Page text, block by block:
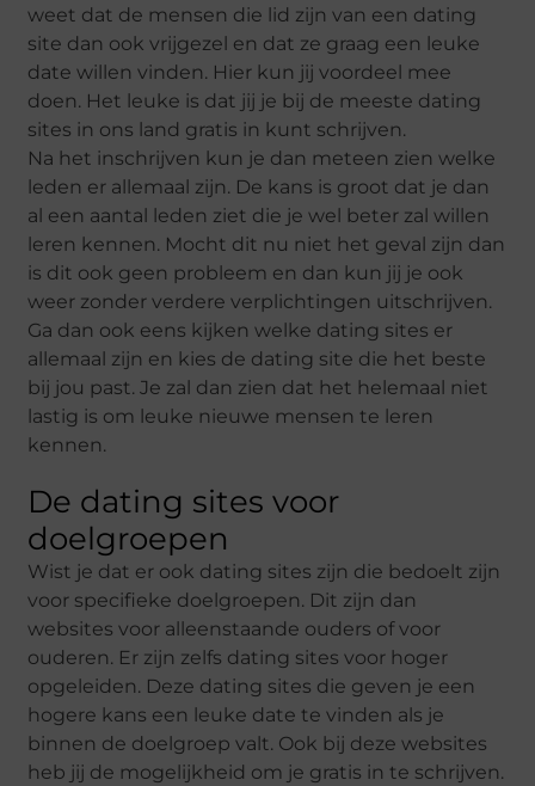
weet dat de mensen die lid zijn van een dating
site dan ook vrijgezel en dat ze graag een leuke
date willen vinden. Hier kun jij voordeel mee
doen. Het leuke is dat jij je bij de meeste dating
sites in ons land gratis in kunt schrijven.
Na het inschrijven kun je dan meteen zien welke
leden er allemaal zijn. De kans is groot dat je dan
al een aantal leden ziet die je wel beter zal willen
leren kennen. Mocht dit nu niet het geval zijn dan
is dit ook geen probleem en dan kun jij je ook
weer zonder verdere verplichtingen uitschrijven.
Ga dan ook eens kijken welke dating sites er
allemaal zijn en kies de dating site die het beste
bij jou past. Je zal dan zien dat het helemaal niet
lastig is om leuke nieuwe mensen te leren
kennen.
De dating sites voor
doelgroepen
Wist je dat er ook dating sites zijn die bedoelt zijn
voor specifieke doelgroepen. Dit zijn dan
websites voor alleenstaande ouders of voor
ouderen. Er zijn zelfs dating sites voor hoger
opgeleiden. Deze dating sites die geven je een
hogere kans een leuke date te vinden als je
binnen de doelgroep valt. Ook bij deze websites
heb jij de mogelijkheid om je gratis in te schrijven.